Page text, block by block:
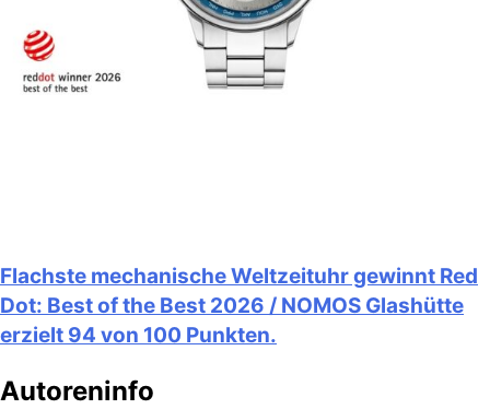
Flachste mechanische Weltzeituhr gewinnt Red
Dot: Best of the Best 2026 / NOMOS Glashütte
erzielt 94 von 100 Punkten.
Autoreninfo